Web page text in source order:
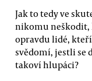
Jak to tedy ve
nikomu neškodit,
opravdu lidé,
svědomí, jestli se
takoví hlupáci?